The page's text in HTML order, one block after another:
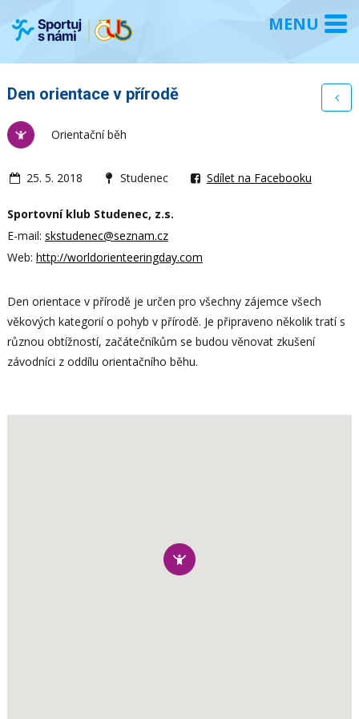
Den orientace v přírodě
Orientační běh
25. 5. 2018 Studenec Sdílet na Facebooku
Sportovní klub Studenec, z.s.
E-mail: skstudenec@seznam.cz
Web: http://worldorienteeringday.com
Den orientace v přírodě je určen pro všechny zájemce všech
věkových kategorií o pohyb v přírodě. Je připraveno několik tratí s
různou obtížností, začátečníkům se budou věnovat zkušení
závodníci z oddílu orientačního běhu.